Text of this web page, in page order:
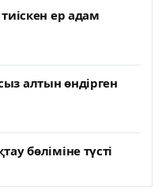
ер адам
алтын өндірген
бөліміне түсті